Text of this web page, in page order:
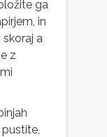
ga
in
a
z